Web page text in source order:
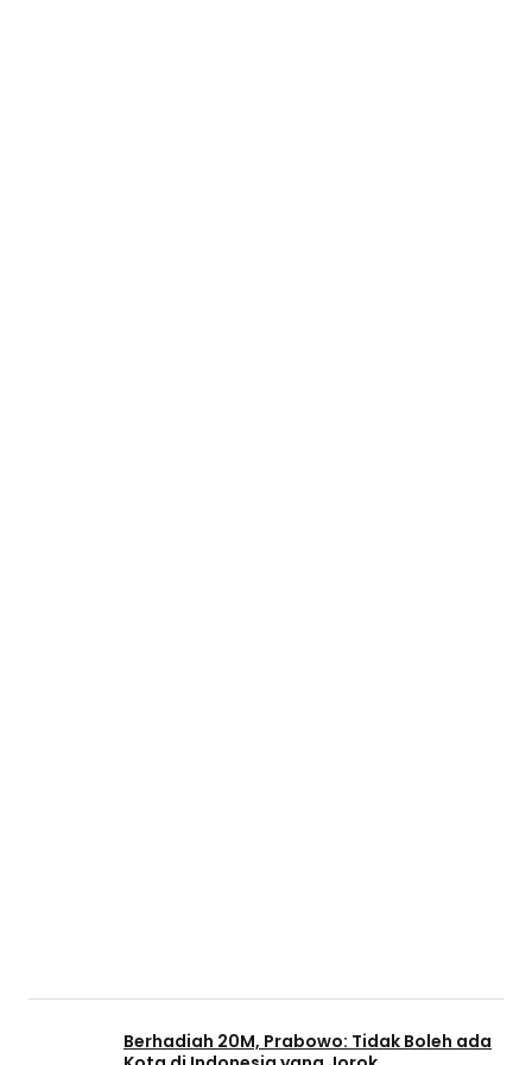
Berhadiah 20M, Prabowo: Tidak Boleh ada